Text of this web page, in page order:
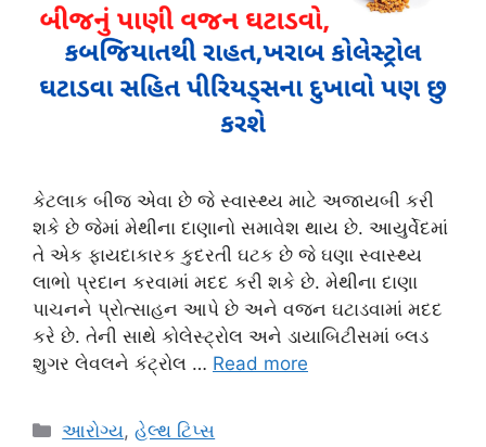
કેટલાક બીજ એવા છે જે સ્વાસ્થ્ય માટે અજાયબી કરી
શકે છે જેમાં મેથીના દાણાનો સમાવેશ થાય છે. આયુર્વેદમાં
તે એક ફાયદાકારક કુદરતી ઘટક છે જે ઘણા સ્વાસ્થ્ય
લાભો પ્રદાન કરવામાં મદદ કરી શકે છે. મેથીના દાણા
પાચનને પ્રોત્સાહન આપે છે અને વજન ઘટાડવામાં મદદ
કરે છે. તેની સાથે કોલેસ્ટ્રોલ અને ડાયાબિટીસમાં બ્લડ
શુગર લેવલને કંટ્રોલ … Read more
Categories
આરોગ્ય,હેલ્થ ટિપ્સ